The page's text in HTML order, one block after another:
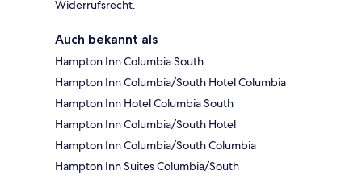
Widerrufsrecht.
Auch bekannt als
Hampton Inn Columbia South
Hampton Inn Columbia/South Hotel Columbia
Hampton Inn Hotel Columbia South
Hampton Inn Columbia/South Hotel
Hampton Inn Columbia/South Columbia
Hampton Inn Suites Columbia/South